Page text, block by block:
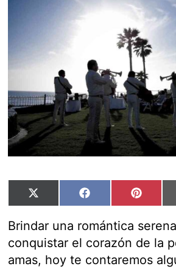
Compartir
en
X
(Twitter)
Compartir
en
Facebook
en
Pinterest
Brindar una romántica
conquistar el corazón de la
amas, hoy te contaremos